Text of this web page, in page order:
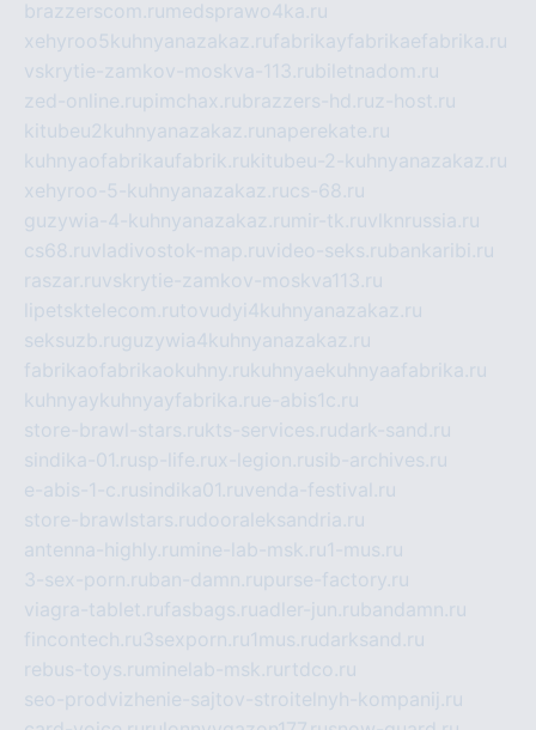
brazzerscom.ru medsprawo4ka.ru
xehyroo5kuhnyanazakaz.rufabrikayfabrikaefabrika.ru
vskrytie-zamkov-moskva-113.rubiletnadom.ru
zed-online.rupimchax.rubrazzers-hd.ruz-host.ru
kitubeu2kuhnyanazakaz.ru naperekate.ru
kuhnyaofabrikaufabrik.rukitubeu-2-kuhnyanazakaz.ru
xehyroo-5-kuhnyanazakaz.rucs-68.ru
guzywia-4-kuhnyanazakaz.ru mir-tk.ruvlknrussia.ru
cs68.ruvladivostok-map.ruvideo-seks.rubankaribi.ru
raszar.ruvskrytie-zamkov-moskva113.ru
lipetsktelecom.rutovudyi4kuhnyanazakaz.ru
seksuzb.ruguzywia4kuhnyanazakaz.ru
fabrikaofabrikaokuhny.rukuhnyaekuhnyaafabrika.ru
kuhnyaykuhnyayfabrika.rue-abis1c.ru
store-brawl-stars.rukts-services.rudark-sand.ru
sindika-01.rusp-life.rux-legion.rusib-archives.ru
e-abis-1-c.rusindika01.ruvenda-festival.ru
store-brawlstars.rudooraleksandria.ru
antenna-highly.ru mine-lab-msk.ru1-mus.ru
3-sex-porn.ruban-damn.rupurse-factory.ru
viagra-tablet.rufasbags.ruadler-jun.rubandamn.ru
fincontech.ru3sexporn.ru1mus.rudarksand.ru
rebus-toys.ru minelab-msk.ru rtdco.ru
seo-prodvizhenie-sajtov-stroitelnyh-kompanij.ru